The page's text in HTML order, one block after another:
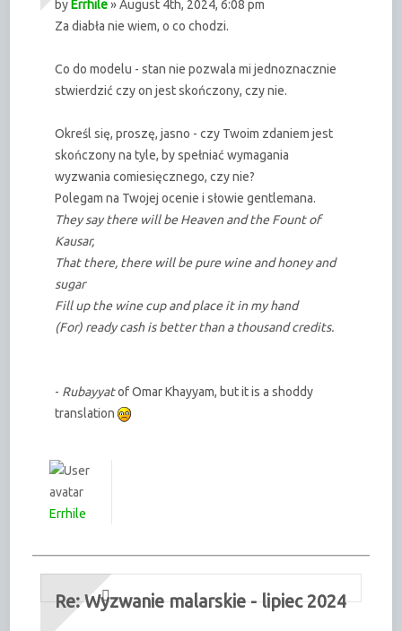
byErrhile» August 4th, 2024, 6:08 pm
Za diabła nie wiem, o co chodzi.
Co do modelu - stan nie pozwala mi jednoznacznie
stwierdzić czy on jest skończony, czy nie.
Określ się, proszę, jasno - czy Twoim zdaniem jest
skończony na tyle, by spełniać wymagania
wyzwania comiesięcznego, czy nie?
Polegam na Twojej ocenie i słowie gentlemana.
They say there will be Heaven and the Fount of
Kausar,
That there, there will be pure wine and honey and
sugar
Fill up the wine cup and place it in my hand
(For) ready cash is better than a thousand credits.
- Rubayyatof Omar Khayyam, but it is a shoddy
translation
Errhile
Re: Wyzwanie malarskie - lipiec 2024